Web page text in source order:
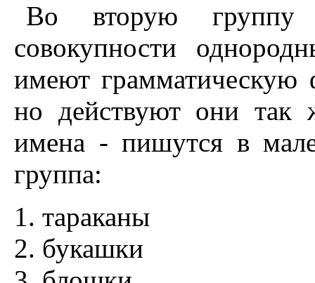
Во вторую группу
совокупности
имеют грамматическую
но действуют они так
имена - пишутся в
группа:
тараканы
букашки